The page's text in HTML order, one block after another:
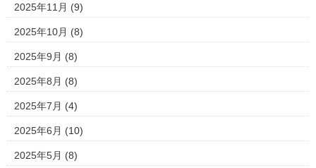
2025年11月 (9)
2025年10月 (8)
2025年9月 (8)
2025年8月 (8)
2025年7月 (4)
2025年6月 (10)
2025年5月 (8)